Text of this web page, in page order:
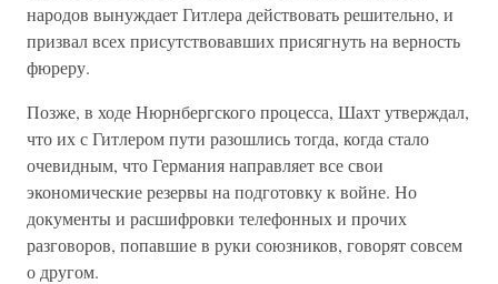
народов вынуждает Гитлера действовать решительно, и
призвал всех присутствовавших присягнуть на верность
фюреру.
Позже, в ходе Нюрнбергского процесса, Шахт утверждал,
что их с Гитлером пути разошлись тогда, когда стало
очевидным, что Германия направляет все свои
экономические резервы на подготовку к войне. Но
документы и расшифровки телефонных и прочих
разговоров, попавшие в руки союзников, говорят совсем
о другом.